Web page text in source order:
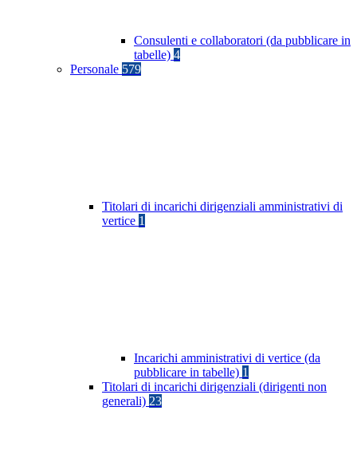
Consulenti e collaboratori (da pubblicare in
tabelle) 4
Personale 579
Titolari di incarichi dirigenziali amministrativi di
vertice 1
Incarichi amministrativi di vertice (da
pubblicare in tabelle) 1
Titolari di incarichi dirigenziali (dirigenti non
generali) 23